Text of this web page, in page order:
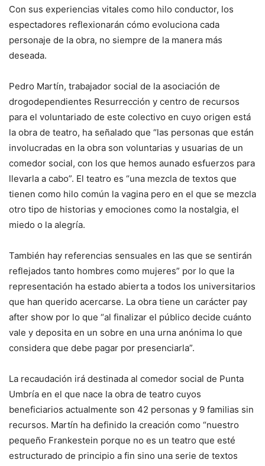
Con sus experiencias vitales como hilo conductor, los
espectadores reflexionarán cómo evoluciona cada
personaje de la obra, no siempre de la manera más
deseada.
Pedro Martín, trabajador social de la asociación de
drogodependientes Resurrección y centro de recursos
para el voluntariado de este colectivo en cuyo origen está
la obra de teatro, ha señalado que “las personas que están
involucradas en la obra son voluntarias y usuarias de un
comedor social, con los que hemos aunado esfuerzos para
llevarla a cabo”. El teatro es “una mezcla de textos que
tienen como hilo común la vagina pero en el que se mezcla
otro tipo de historias y emociones como la nostalgia, el
miedo o la alegría.
También hay referencias sensuales en las que se sentirán
reflejados tanto hombres como mujeres” por lo que la
representación ha estado abierta a todos los universitarios
que han querido acercarse. La obra tiene un carácter pay
after show por lo que “al finalizar el público decide cuánto
vale y deposita en un sobre en una urna anónima lo que
considera que debe pagar por presenciarla”.
La recaudación irá destinada al comedor social de Punta
Umbría en el que nace la obra de teatro cuyos
beneficiarios actualmente son 42 personas y 9 familias sin
recursos. Martín ha definido la creación como “nuestro
pequeño Frankestein porque no es un teatro que esté
estructurado de principio a fin sino una serie de textos